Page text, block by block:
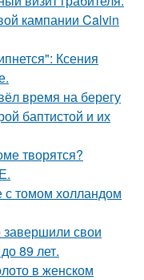
кампании Calvin
Ксения
время на берегу
баптистой и их
творятся?
с томом холландом
свои
89 лет.
в женском